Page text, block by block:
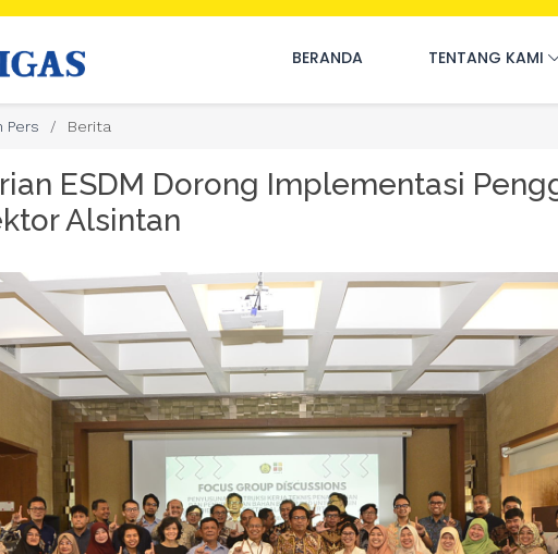
BERANDA TENTANG KAMI
Pers Berita
ESDM Dorong Implementasi
Alsintan